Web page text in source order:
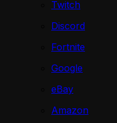
Twitch
Discord
Fortnite
Google
eBay
Amazon